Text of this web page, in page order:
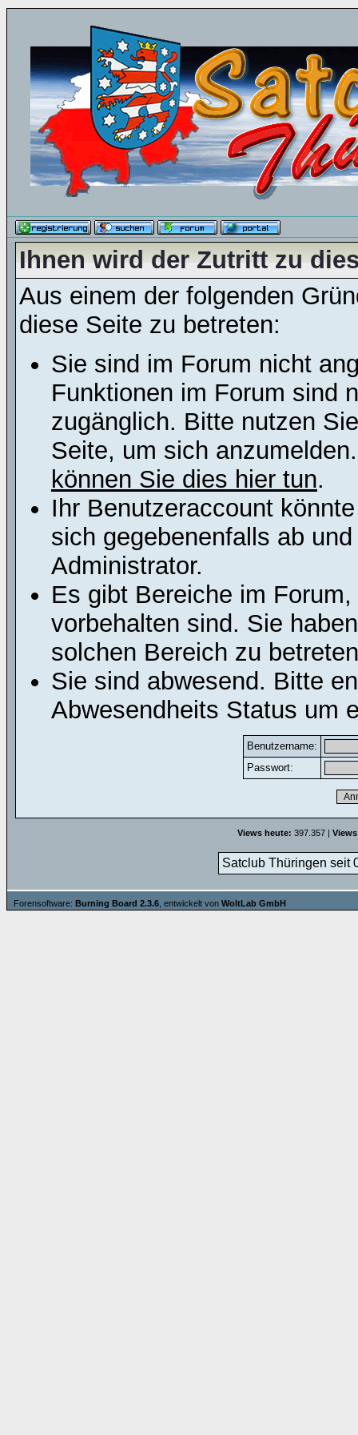
Ihnen wird der Zutritt zu
Aus einem der folgenden
diese Seite zu betreten:
Sie sind im Forum nicht
Funktionen im Forum sind
zugänglich. Bitte nutzen
Seite, um sich
können Sie dies hier tun.
Ihr Benutzeraccount
sich gegebenenfalls ab
Administrator.
Es gibt Bereiche im
vorbehalten sind. Sie
solchen Bereich zu
Sie sind abwesend. Bitte
Abwesendheits Status um
Benutzername:
Passwort:
Views heute: 397.357 |
Satclub Thüringen seit
Forensoftware: Burning Board 2.3.6 , entwickelt von WoltLab GmbH